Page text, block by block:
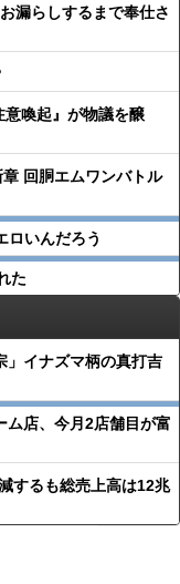
漏らしするまで奉仕さ
意喚起』が物議を醸
回胴エムワンバトル
ロいんだろう
た
」イナズマ柄の真打吉
ム店、今月2店舗目が富
するも総売上高は12兆